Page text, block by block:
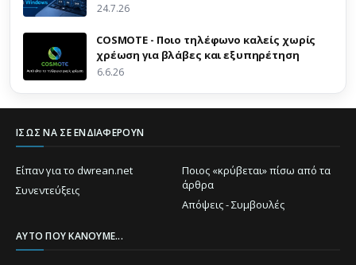
24.7.26
COSMOTE - Ποιο τηλέφωνο καλείς χωρίς
χρέωση για βλάβες και εξυπηρέτηση
6.6.26
ΊΣΩΣ ΝΑ ΣΕ ΕΝΔΙΑΦΈΡΟΥΝ
Είπαν για το dwrean.net
Ποιος «κρύβεται» πίσω από τα
άρθρα
Συνεντεύξεις
Απόψεις - Συμβουλές
ΑΥΤΌ ΠΟΥ ΚΆΝΟΥΜΕ...